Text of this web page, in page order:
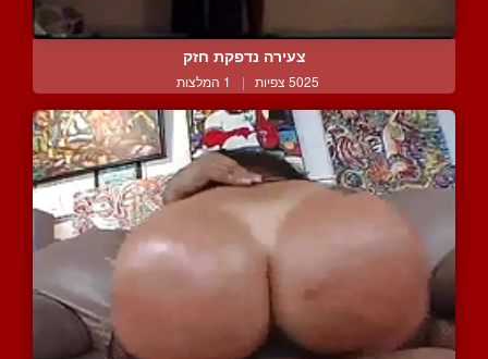
צעירה נדפקת חזק
5025 צפיות | 1 המלצות